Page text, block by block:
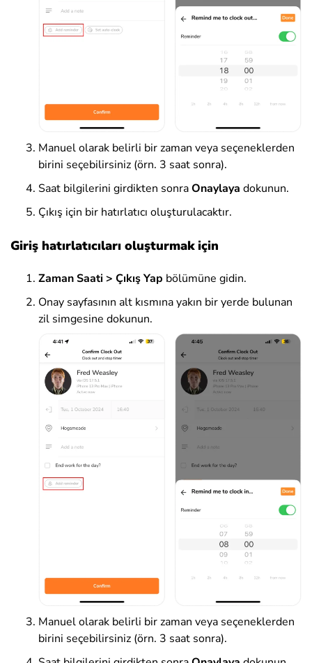
Manuel olarak belirli bir zaman veya seçeneklerden
birini seçebilirsiniz (örn. 3 saat sonra).
Saat bilgilerini girdikten sonraOnaylaya dokunun.
Çıkış için bir hatırlatıcı oluşturulacaktır.
Giriş hatırlatıcıları oluşturmak için
Zaman Saati > Çıkış Yap bölümüne gidin.
Onay sayfasının alt kısmına yakın bir yerde bulunan
zil simgesine dokunun.
Manuel olarak belirli bir zaman veya seçeneklerden
birini seçebilirsiniz (örn. 3 saat sonra).